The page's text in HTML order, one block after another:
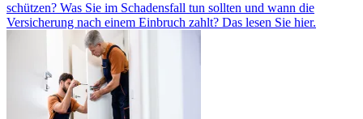
schützen? Was Sie im Schadensfall tun sollten und wann die
Versicherung nach einem Einbruch zahlt? Das lesen Sie hier.